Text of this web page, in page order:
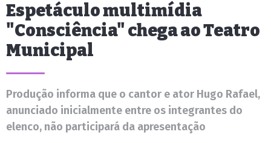
Espetáculo multimídia
"Consciência" chega ao Teatro
Municipal
Produção informa que o cantor e ator Hugo Rafael,
anunciado inicialmente entre os integrantes do
elenco, não participará da apresentação